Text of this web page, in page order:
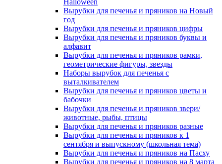
Halloween
Вырубки для печенья и пряников на Новый
год
Вырубки для печенья и пряников цифры
Вырубки для печенья и пряников буквы и
алфавит
Вырубки для печенья и пряников рамки,
геометрические фигуры, звезды
Наборы вырубок для печенья с
выталкивателем
Вырубки для печенья и пряников цветы и
бабочки
Вырубки для печенья и пряников звери/
животные, рыбы, птицы
Вырубки для печенья и пряников разные
Вырубки для печенья и пряников к 1
сентября и выпускному (школьная тема)
Вырубки для печенья и пряников на Пасху
Вырубки для печенья и пряников на 8 марта